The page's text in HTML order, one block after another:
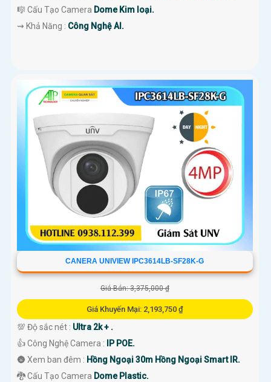
🎼️ Cấu Tạo Camera Dome Kim loại.
️⇝ Khả Năng : Công Nghệ AI.
CANERA UNIVIEW IPC3614LB-SF28K-G
Giá Bán: 3,375,000 ₫
Giá Khuyến Mại: 2,193,750 ₫
💯 Độ sắc nét : Ultra 2k + .
👍 Công Nghệ Camera :
IP POE.
🌚 Xem ban đêm : Hồng Ngoại 30m Hồng Ngoại Smart IR.
🐉️ Cấu Tạo Camera Dome Plastic.